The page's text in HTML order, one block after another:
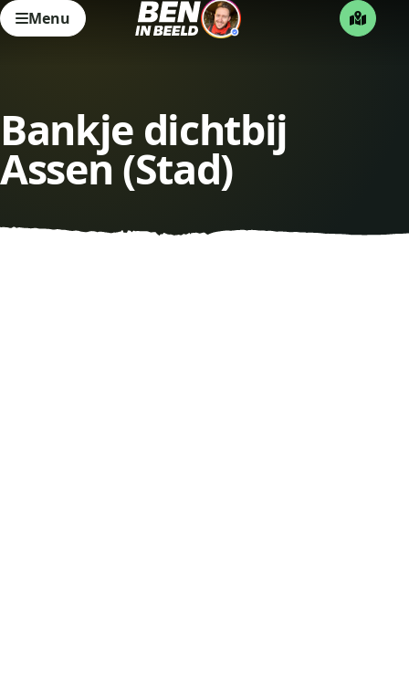
Menu
Bankje dichtbij
Assen (Stad)